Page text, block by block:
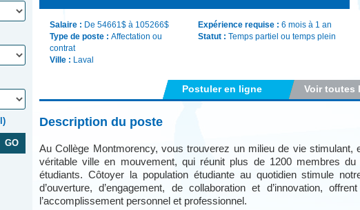
Salaire : De 54661$ à 105266$
Type de poste : Affectation ou
contrat
Ville : Laval
Expérience requise : 6 mois à 1 an
Statut : Temps partiel ou temps plein
Voir toutes
Postuler en ligne
Description du poste
Au Collège Montmorency, vous trouverez un milieu de vie stimulant,
véritable ville en mouvement, qui réunit plus de 1200 membres
étudiants. Côtoyer la population étudiante au quotidien stimule
d’ouverture, d’engagement, de collaboration et d’innovation,
l’accomplissement personnel et professionnel.